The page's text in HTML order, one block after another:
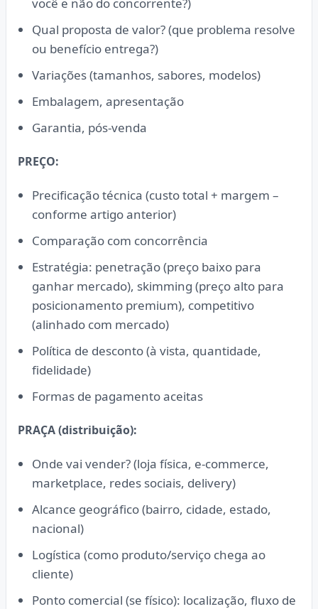
Qual proposta de valor? (que problema resolve
ou benefício entrega?)
Variações (tamanhos, sabores, modelos)
Embalagem, apresentação
Garantia, pós-venda
PREÇO:
Precificação técnica (custo total + margem –
conforme artigo anterior)
Comparação com concorrência
Estratégia: penetração (preço baixo para
ganhar mercado), skimming (preço alto para
posicionamento premium), competitivo
(alinhado com mercado)
Política de desconto (à vista, quantidade,
fidelidade)
Formas de pagamento aceitas
PRAÇA (distribuição):
Onde vai vender? (loja física, e-commerce,
marketplace, redes sociais, delivery)
Alcance geográfico (bairro, cidade, estado,
nacional)
Logística (como produto/serviço chega ao
cliente)
Ponto comercial (se físico): localização, fluxo de